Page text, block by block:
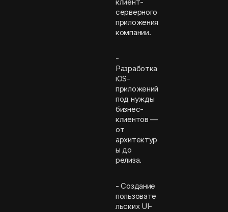
серверного
приложения
компании.
-
Разработка
iOS-
приложений
под нужды
бизнес-
клиентов —
от
архитектур
ы до
релиза.
- Создание
пользовате
льских UI-